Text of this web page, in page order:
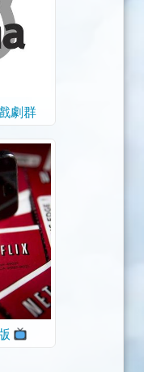
劇群